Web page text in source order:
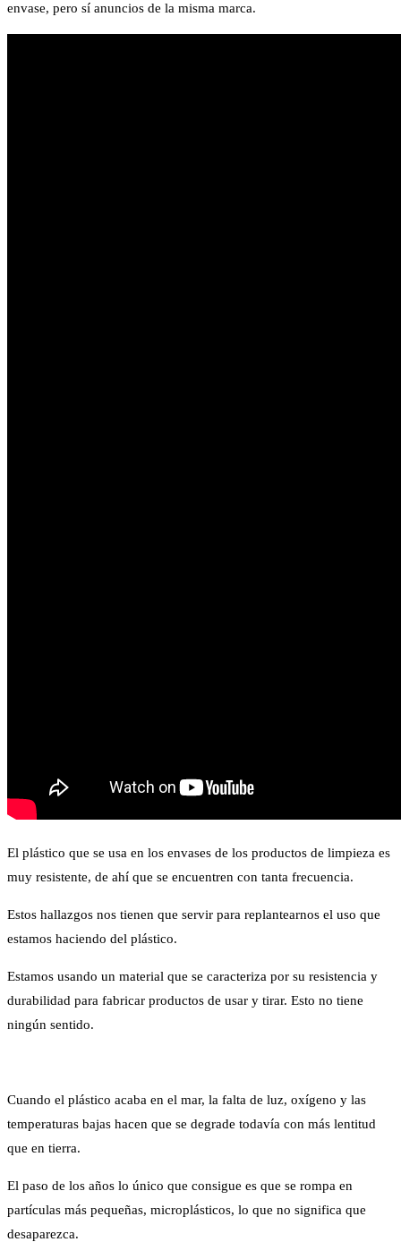
envase, pero sí anuncios de la misma marca.
El plástico que se usa en los envases de los productos de limpieza es
muy resistente, de ahí que se encuentren con tanta frecuencia.
Estos hallazgos nos tienen que servir para replantearnos el uso que
estamos haciendo del plástico.
Estamos usando un material que se caracteriza por su resistencia y
durabilidad para fabricar productos de usar y tirar. Esto no tiene
ningún sentido.
Cuando el plástico acaba en el mar, la falta de luz, oxígeno y las
temperaturas bajas hacen que se degrade todavía con más lentitud
que en tierra.
El paso de los años lo único que consigue es que se rompa en
partículas más pequeñas, microplásticos, lo que no significa que
desaparezca.